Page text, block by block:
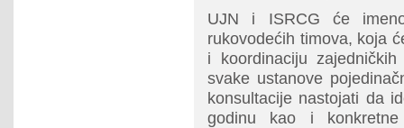
UJN i ISRCG će
rukovodećih timova, koja
i koordinaciju
svake ustanove
konsultacije nastojati da
godinu kao i